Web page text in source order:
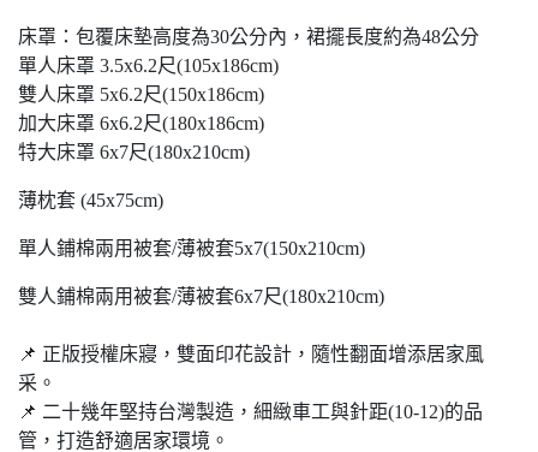
床罩：包覆床墊高度為30公分內，裙擺長度約為48公分
單人床罩 3.5x6.2尺(105x186cm)
雙人床罩 5x6.2尺(150x186cm)
加大床罩 6x6.2尺(180x186cm)
特大床罩 6x7尺(180x210cm)
薄枕套 (45x75cm)
單人鋪棉兩用被套/薄被套5x7(150x210cm)
雙人鋪棉兩用被套/薄被套6x7尺(180x210cm)
📌 正版授權床寢，雙面印花設計，隨性翻⾯增添居家風
采。
📌 ⼆十幾年堅持台灣製造，細緻⾞工與針距(10-12)的品
管，打造舒適居家環境。